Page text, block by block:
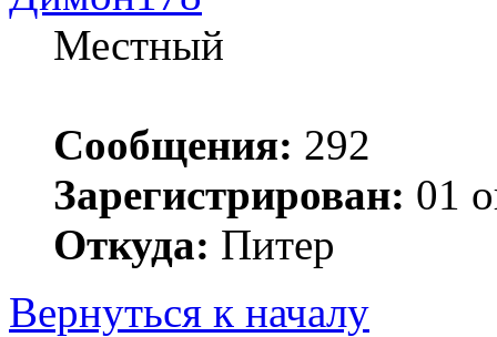
Местный
Сообщения: 292
Зарегистрирован: 01
Откуда: Питер
Вернуться к началу